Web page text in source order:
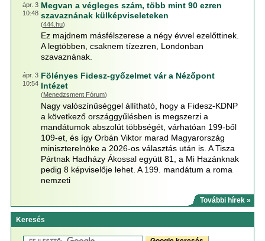
ápr. 3
10:48
Megvan a végleges szám, több mint 90 ezren
szavaznának külképviseleteken
(444.hu)
Ez majdnem másfélszerese a négy évvel ezelőttinek.
A legtöbben, csaknem tízezren, Londonban
szavaznának.
ápr. 3
10:54
Fölényes Fidesz-győzelmet vár a Nézőpont
Intézet
(Menedzsment Fórum)
Nagy valószínűséggel állítható, hogy a Fidesz-KDNP
a következő országgyűlésben is megszerzi a
mandátumok abszolút többségét, várhatóan 199-ből
109-et, és így Orbán Viktor marad Magyarország
miniszterelnöke a 2026-os választás után is. A Tisza
Pártnak Hadházy Ákossal együtt 81, a Mi Hazánknak
pedig 8 képviselője lehet. A 199. mandátum a roma
nemzeti
További hírek »
Keresés